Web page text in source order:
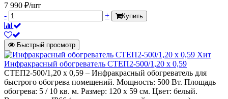
7 990 ₽/шт
-
+ Купить
Быстрый просмотр
Хит
Инфракрасный обогреватель СТЕП2-500/1,20 x 0,59
СТЕП2-500/1,20 x 0,59 – Инфракрасный обогреватель для
быстрого обогрева помещений. Мощность: 500 Вт. Площадь
обогрева: 5 / 10 кв. м. Размер: 120 х 59 см. Цвет: белый.